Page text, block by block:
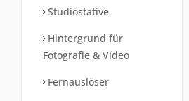
Studiostative
Hintergrund für
Fotografie & Video
Fernauslöser